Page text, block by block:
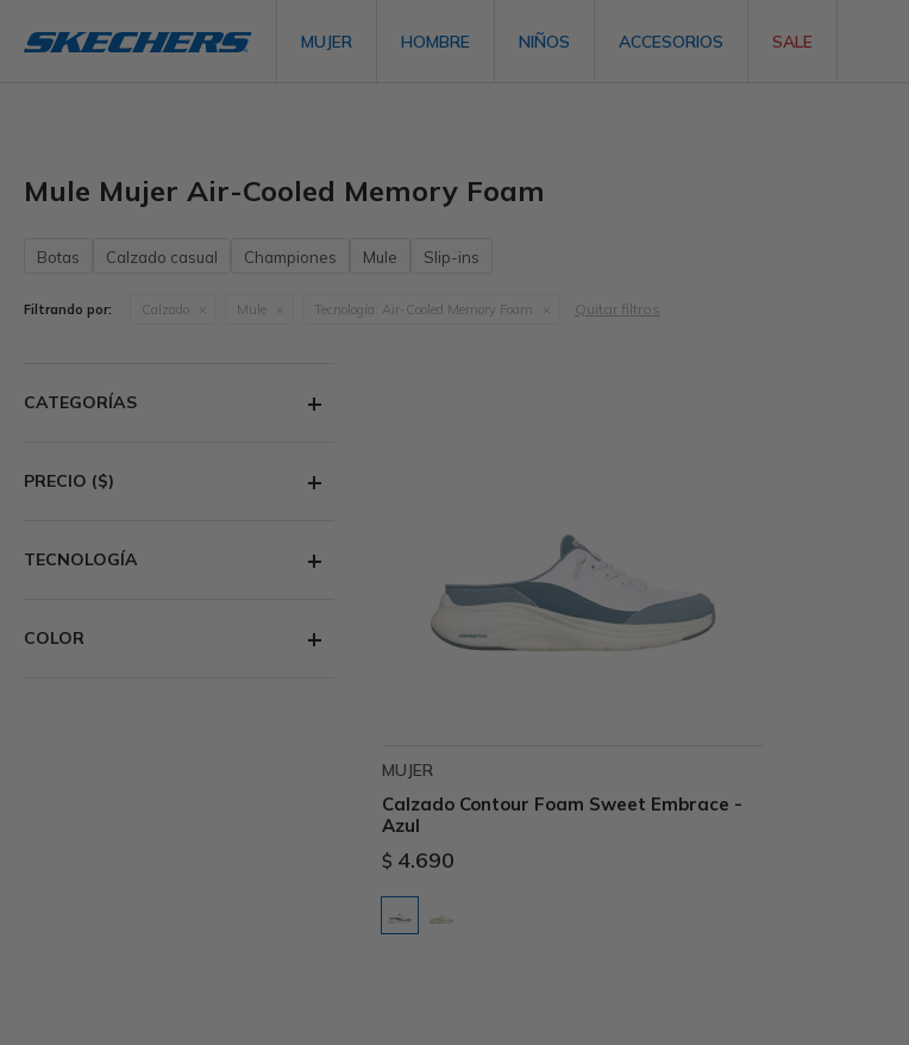
MUJER HOMBRE NIÑOS ACCESORIOS SALE
Mule Mujer Air-Cooled Memory Foam
Botas Calzado casual Championes Mule Slip-ins
Filtrando por: Calzado Mule Tecnología: Air-Cooled Memory Foam Quitar filtros
MUJER
Calzado Contour Foam Sweet Embrace -
Azul
$ 4.690
CATEGORÍAS
PRECIO ($)
TECNOLOGÍA
COLOR